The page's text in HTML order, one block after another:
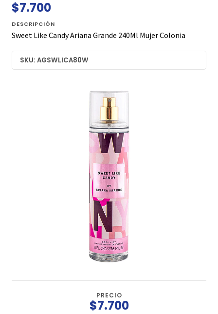
$7.700
DESCRIPCIÓN
Sweet Like Candy Ariana Grande 240Ml Mujer Colonia
SKU: AGSWLICA80W
PRECIO
$7.700